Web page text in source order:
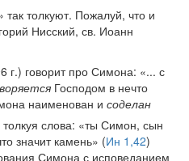
так толкуют. Пожалуй, что и
Нисский, св. Иоанн
г.) говорит про Симона: «... с
Господом в нечто
наименован и соделан
толкуя слова: «ты Симон, сын
значит камень» (Ин 1,42)
Симона с исповеданием